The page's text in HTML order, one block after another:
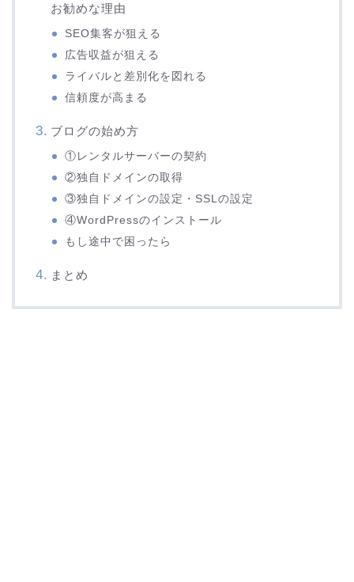
お勧めな理由
SEO集客が狙える
広告収益が狙える
ライバルと差別化を図れる
信頼度が高まる
ブログの始め方
①レンタルサーバーの契約
②独自ドメインの取得
③独自ドメインの設定・SSLの設定
④WordPressのインストール
もし途中で困ったら
まとめ